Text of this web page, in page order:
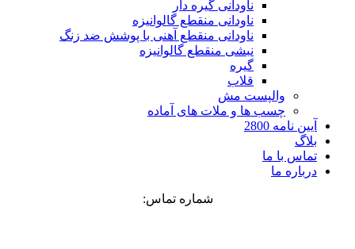
ناودانی گیره دار
ناودانی منقطع گالوانیزه
ناودانی منقطع آهنی با پوشش ضد زنگ
نبشی منقطع گالوانیزه
گیره
قلاب
والپست مش
چسب ها و ملات های آماده
آیین نامه 2800
بلاگ
تماس با ما
درباره ما
شماره تماس: